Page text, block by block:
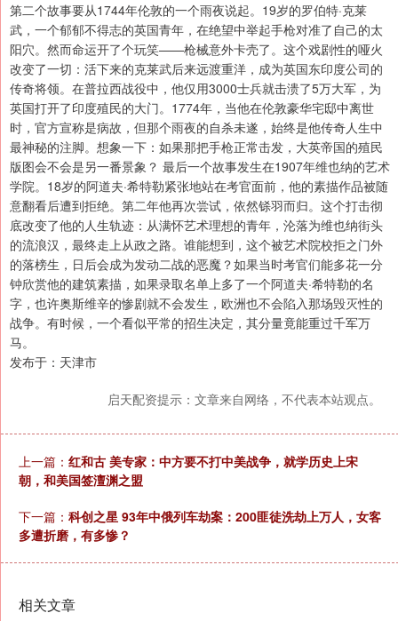
第二个故事要从1744年伦敦的一个雨夜说起。19岁的罗伯特·克莱
武，一个郁郁不得志的英国青年，在绝望中举起手枪对准了自己的太
阳穴。然而命运开了个玩笑——枪械意外卡壳了。这个戏剧性的哑火
改变了一切：活下来的克莱武后来远渡重洋，成为英国东印度公司的
传奇将领。在普拉西战役中，他仅用3000士兵就击溃了5万大军，为
英国打开了印度殖民的大门。1774年，当他在伦敦豪华宅邸中离世
时，官方宣称是病故，但那个雨夜的自杀未遂，始终是他传奇人生中
最神秘的注脚。想象一下：如果那把手枪正常击发，大英帝国的殖民
版图会不会是另一番景象？ 最后一个故事发生在1907年维也纳的艺术
学院。18岁的阿道夫·希特勒紧张地站在考官面前，他的素描作品被随
意翻看后遭到拒绝。第二年他再次尝试，依然铩羽而归。这个打击彻
底改变了他的人生轨迹：从满怀艺术理想的青年，沦落为维也纳街头
的流浪汉，最终走上从政之路。谁能想到，这个被艺术院校拒之门外
的落榜生，日后会成为发动二战的恶魔？如果当时考官们能多花一分
钟欣赏他的建筑素描，如果录取名单上多了一个阿道夫·希特勒的名
字，也许奥斯维辛的惨剧就不会发生，欧洲也不会陷入那场毁灭性的
战争。有时候，一个看似平常的招生决定，其分量竟能重过千军万
马。
发布于：天津市
启天配资提示：文章来自网络，不代表本站观点。
上一篇： 红和古 美专家：中方要不打中美战争，就学历史上宋
朝，和美国签澶渊之盟
下一篇： 科创之星 93年中俄列车劫案：200匪徒洗劫上万人，女客
多遭折磨，有多惨？
相关文章